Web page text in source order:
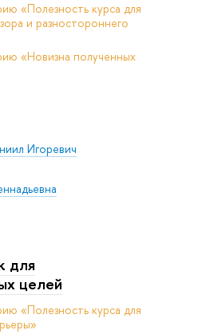
Игоревич
«Полезность курса для
и разностороннего
«Новизна полученных
для
целей
«Полезность курса для